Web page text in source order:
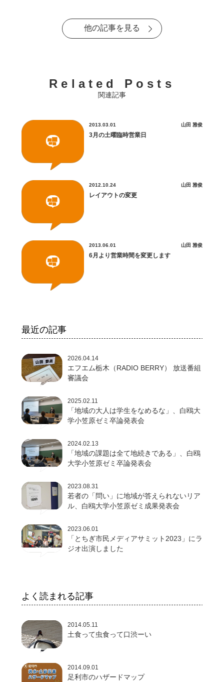
他の記事を見る
Related Posts
関連記事
2013.03.01
3月の土曜臨時営業日
山田 雅俊
2012.10.24
レイアウトの変更
山田 雅俊
2013.06.01
6月より営業時間を変更します
山田 雅俊
最近の記事
2026.04.14
エフエム栃木（RADIO BERRY） 放送番組
審議会
2025.02.11
「地域の大人は学生をなめるな」、白鴎大
学小笠原ゼミ卒論発表会
2024.02.13
「地域の課題は全て地続きである」、白鴎
大学小笠原ゼミ卒論発表会
2023.08.31
若者の「問い」に地域が答えられないリア
ル、白鴎大学小笠原ゼミ成果発表会
2023.06.01
「とちぎ市民メディアサミット2023」にラ
ジオ出演しました
よく読まれる記事
2014.05.11
土食って虫食って口渋ーい
2014.09.01
足利市のハザードマップ